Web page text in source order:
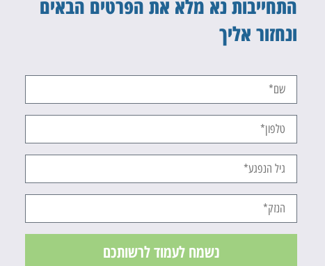
התחייבות נא מלא את הפרטים הבאים
ונחזור אליך
נשמח לעמוד לרשותכם